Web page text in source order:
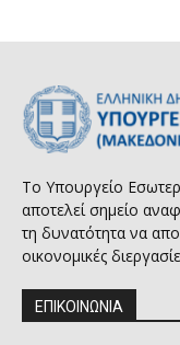
Το Υπουργείο
αποτελεί σημείο
τη δυνατότητα να
οικονομικές
ΕΠΙΚΟΙΝΩΝΙΑ